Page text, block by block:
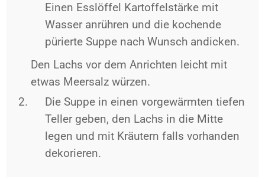
Einen Esslöffel Kartoffelstärke mit
Wasser anrühren und die kochende
pürierte Suppe nach Wunsch andicken.
Den Lachs vor dem Anrichten leicht mit
etwas Meersalz würzen.
Die Suppe in einen vorgewärmten tiefen
Teller geben, den Lachs in die Mitte
legen und mit Kräutern falls vorhanden
dekorieren.